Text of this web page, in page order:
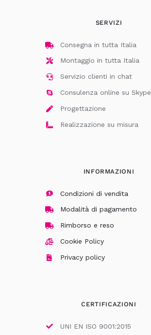
SERVIZI
Consegna in tutta Italia
Montaggio in tutta Italia
Servizio clienti in chat
Consulenza online su Skype
Progettazione
Realizzazione su misura
INFORMAZIONI
Condizioni di vendita
Modalità di pagamento
Rimborso e reso
Cookie Policy
Privacy policy
CERTIFICAZIONI
UNI EN ISO 9001:2015